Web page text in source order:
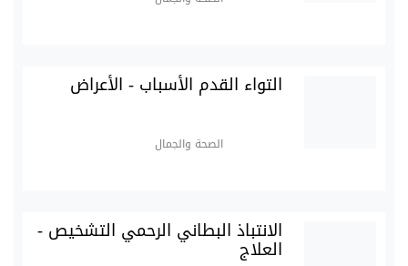
التواء القدم الأسباب - الأعراض
الصحة والجمال
الانتباذ البطاني الرحمي التشخيص -
العلاج